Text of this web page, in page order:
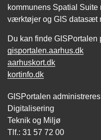
kommunens Spatial
værktøjer og GIS datasæt
Du kan finde GISPortalen
gisportalen.aarhus.dk
aarhuskort.dk
kortinfo.dk
GISPortalen
Digitalisering
Teknik og Miljø
Tlf.: 31 57 72 00